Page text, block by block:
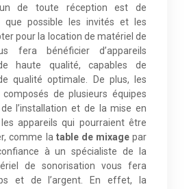
de toute réception est de
que possible les invités et les
pour la location de matériel de
fera bénéficier d’appareils
haute qualité, capables de
qualité optimale. De plus, les
de plusieurs équipes
de l’installation et de la mise en
appareils qui pourraient être
comme la table de mixagepar
à un spécialiste de la
de sonorisation vous fera
et de l’argent. En effet, la